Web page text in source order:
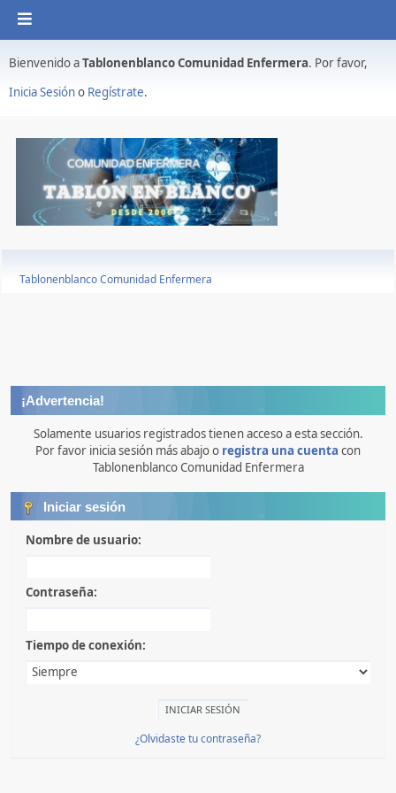
Bienvenido aTablonenblanco Comunidad Enfermera. Por favor,
Inicia Sesióno Regístrate.
Tablonenblanco Comunidad Enfermera
¡Advertencia!
Solamente usuarios registrados tienen acceso a esta sección.
Por favor inicia sesión más abajo o registra una cuenta con
Tablonenblanco Comunidad Enfermera
Iniciar sesión
Nombre de usuario:
Contraseña:
Tiempo de conexión:
¿Olvidaste tu contraseña?